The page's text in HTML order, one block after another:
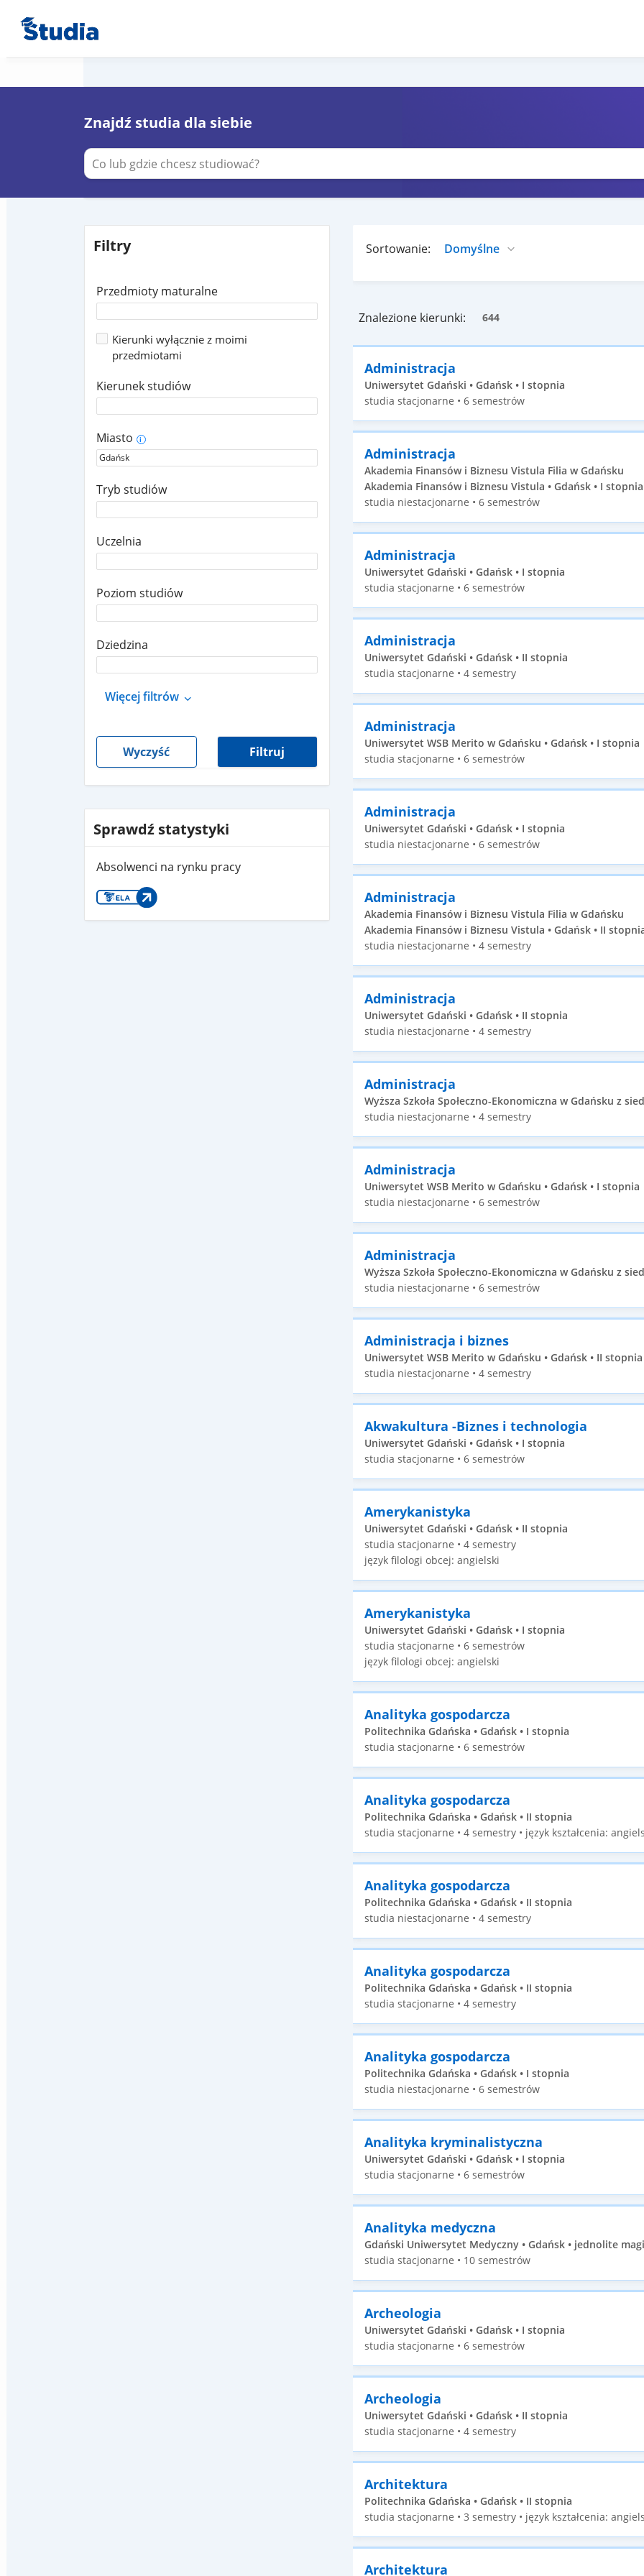
Znajdź studia dla siebie
Filtry
Przedmioty maturalne
Kierunki wyłącznie z moimi
przedmiotami
Kierunek studiów
Miasto i
Tryb studiów
Uczelnia
Poziom studiów
Dziedzina
Więcej filtrów
Wyczyść Filtruj
Sprawdź statystyki
Absolwenci na rynku pracy
Sortowanie:
Znalezione kierunki: 644
Administracja
Uniwersytet Gdański • Gdańsk • I stopnia
studia stacjonarne • 6 semestrów
Administracja
Akademia Finansów i Biznesu Vistula Filia w Gdańsku
Akademia Finansów i Biznesu Vistula • Gdańsk • I stopnia
studia niestacjonarne • 6 semestrów
Administracja
Uniwersytet Gdański • Gdańsk • I stopnia
studia stacjonarne • 6 semestrów
Administracja
Uniwersytet Gdański • Gdańsk • II stopnia
studia stacjonarne • 4 semestry
Administracja
Uniwersytet WSB Merito w Gdańsku • Gdańsk • I stopnia
studia stacjonarne • 6 semestrów
Administracja
Uniwersytet Gdański • Gdańsk • I stopnia
studia niestacjonarne • 6 semestrów
Administracja
Akademia Finansów i Biznesu Vistula Filia w Gdańsku
Akademia Finansów i Biznesu Vistula • Gdańsk • II
studia niestacjonarne • 4 semestry
Administracja
Uniwersytet Gdański • Gdańsk • II stopnia
studia niestacjonarne • 4 semestry
Administracja
Wyższa Szkoła Społeczno-Ekonomiczna w Gdańsku z
studia niestacjonarne • 4 semestry
Administracja
Uniwersytet WSB Merito w Gdańsku • Gdańsk • I stopnia
studia niestacjonarne • 6 semestrów
Administracja
Wyższa Szkoła Społeczno-Ekonomiczna w Gdańsku z
studia niestacjonarne • 6 semestrów
Administracja i biznes
Uniwersytet WSB Merito w Gdańsku • Gdańsk • II stopnia
studia niestacjonarne • 4 semestry
Akwakultura -Biznes i technologia
Uniwersytet Gdański • Gdańsk • I stopnia
studia stacjonarne • 6 semestrów
Amerykanistyka
Uniwersytet Gdański • Gdańsk • II stopnia
studia stacjonarne • 4 semestry
język filologi obcej: angielski
Amerykanistyka
Uniwersytet Gdański • Gdańsk • I stopnia
studia stacjonarne • 6 semestrów
język filologi obcej: angielski
Analityka gospodarcza
Politechnika Gdańska • Gdańsk • I stopnia
studia stacjonarne • 6 semestrów
Analityka gospodarcza
Politechnika Gdańska • Gdańsk • II stopnia
studia stacjonarne • 4 semestry • język kształcenia:
Analityka gospodarcza
Politechnika Gdańska • Gdańsk • II stopnia
studia niestacjonarne • 4 semestry
Analityka gospodarcza
Politechnika Gdańska • Gdańsk • II stopnia
studia stacjonarne • 4 semestry
Analityka gospodarcza
Politechnika Gdańska • Gdańsk • I stopnia
studia niestacjonarne • 6 semestrów
Analityka kryminalistyczna
Uniwersytet Gdański • Gdańsk • I stopnia
studia stacjonarne • 6 semestrów
Analityka medyczna
Gdański Uniwersytet Medyczny • Gdańsk • jednolite
studia stacjonarne • 10 semestrów
Archeologia
Uniwersytet Gdański • Gdańsk • I stopnia
studia stacjonarne • 6 semestrów
Archeologia
Uniwersytet Gdański • Gdańsk • II stopnia
studia stacjonarne • 4 semestry
Architektura
Politechnika Gdańska • Gdańsk • II stopnia
studia stacjonarne • 3 semestry • język kształcenia:
Architektura